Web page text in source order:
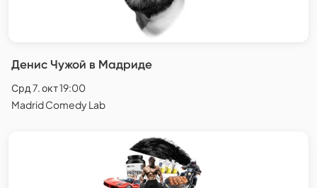
Денис Чужой в Мадриде
Срд 7. окт 19:00
Madrid Comedy Lab